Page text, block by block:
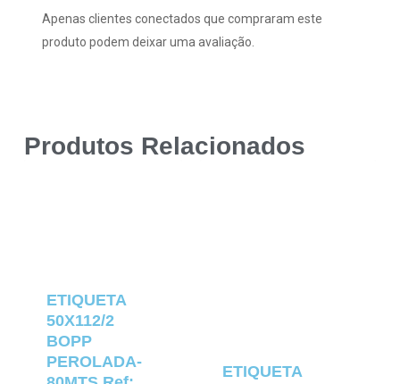
Apenas clientes conectados que compraram este
produto podem deixar uma avaliação.
Produtos Relacionados
ETIQUETA
50X112/2
BOPP
PEROLADA-
ETIQUETA